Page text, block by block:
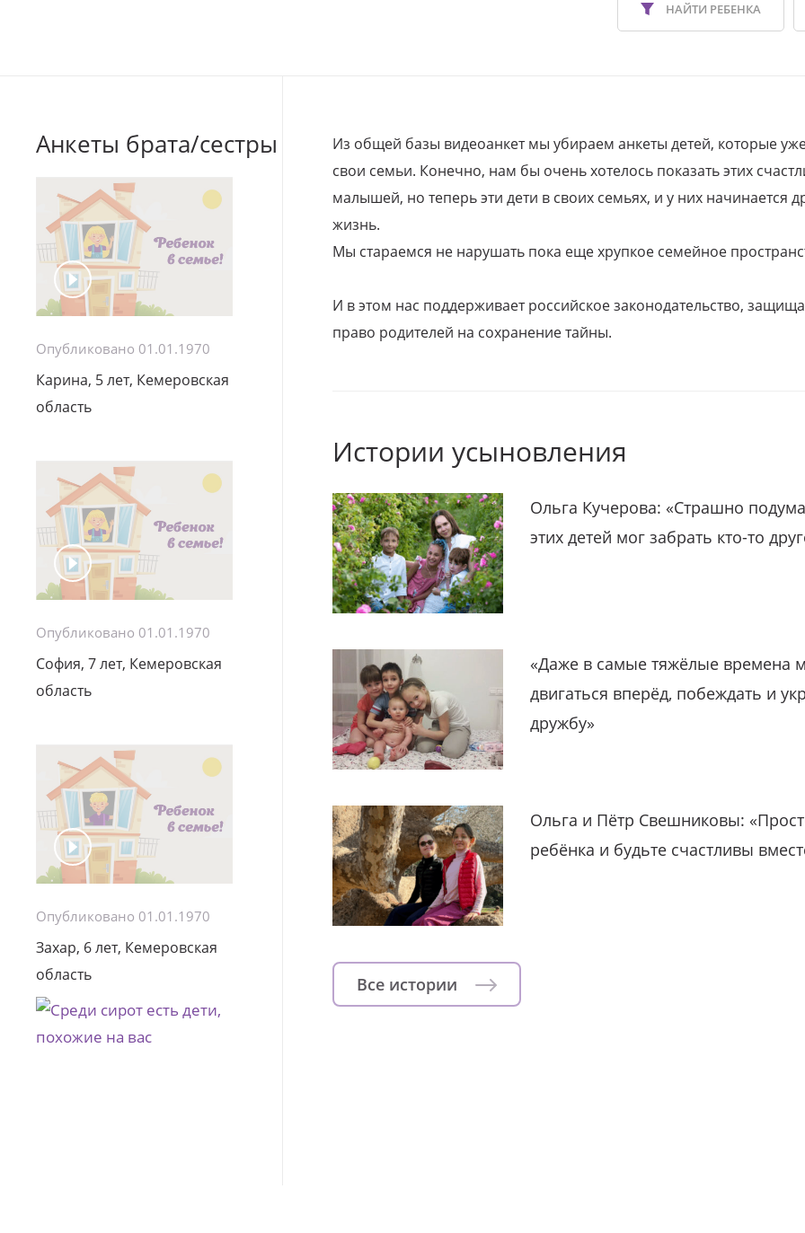
НАЙТИ РЕБЕНКА
Анкеты брата/сестры
Опубликовано 01.01.1970
Карина, 5 лет, Кемеровская
область
Опубликовано 01.01.1970
София, 7 лет, Кемеровская
область
Опубликовано 01.01.1970
Захар, 6 лет, Кемеровская
область
Из общей базы видеоанкет мы убираем анкеты детей, которые
свои семьи. Конечно, нам бы очень хотелось показать этих
малышей, но теперь эти дети в своих семьях, и у них начинается
жизнь.
Мы стараемся не нарушать пока еще хрупкое семейное
И в этом нас поддерживает российское законодательство,
право родителей на сохранение тайны.
Истории усыновления
Ольга Кучерова: «Страшно
этих детей мог забрать кто-то
«Даже в самые тяжёлые времена
двигаться вперёд, побеждать и
дружбу»
Ольга и Пётр Свешниковы:
ребёнка и будьте счастливы
Все истории